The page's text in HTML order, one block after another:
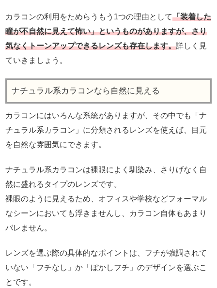
カラコンの利用をためらうもう1つの理由として「装着した
瞳が不自然に見えて怖い」というものがありますが、さり
気なくトーンアップできるレンズも存在します。詳しく見
ていきましょう。
ナチュラル系カラコンなら自然に見える
カラコンにはいろんな系統がありますが、その中でも「ナ
チュラル系カラコン」に分類されるレンズを使えば、目元
を自然な雰囲気にできます。
ナチュラル系カラコンは裸眼によく馴染み、さりげなく自
然に盛れるタイプのレンズです。
裸眼のように見えるため、オフィスや学校などフォーマル
なシーンにおいても浮きませんし、カラコン自体もあまり
バレません。
レンズを選ぶ際の具体的なポイントは、フチが強調されて
いない「フチなし」か「ぼかしフチ」のデザインを選ぶこ
とです。